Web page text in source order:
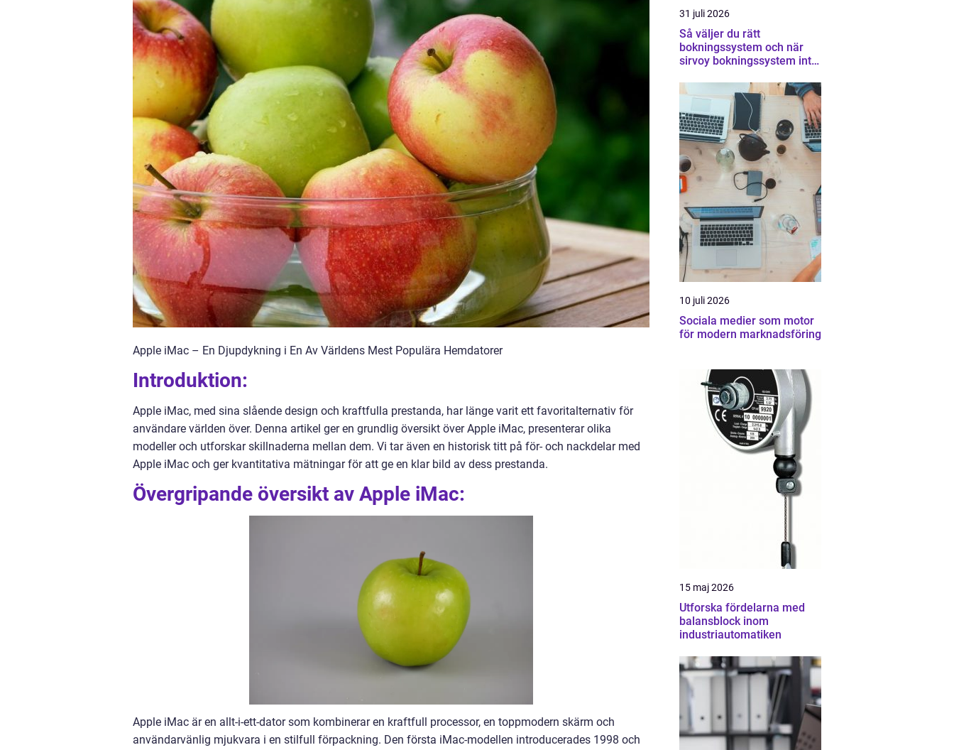
Apple iMac – En Djupdykning i En Av Världens Mest Populära Hemdatorer
Introduktion:
Apple iMac, med sina slående design och kraftfulla prestanda, har länge varit ett favoritalternativ för
användare världen över. Denna artikel ger en grundlig översikt över Apple iMac, presenterar olika
modeller och utforskar skillnaderna mellan dem. Vi tar även en historisk titt på för- och nackdelar med
Apple iMac och ger kvantitativa mätningar för att ge en klar bild av dess prestanda.
Övergripande översikt av Apple iMac:
Apple iMac är en allt-i-ett-dator som kombinerar en kraftfull processor, en toppmodern skärm och
användarvänlig mjukvara i en stilfull förpackning. Den första iMac-modellen introducerades 1998 och
31 juli 2026
Så väljer du rätt
bokningssystem och när
sirvoy bokningssystem inte
10 juli 2026
Sociala medier som motor
för modern marknadsföring
15 maj 2026
Utforska fördelarna med
balansblock inom
industriautomatiken